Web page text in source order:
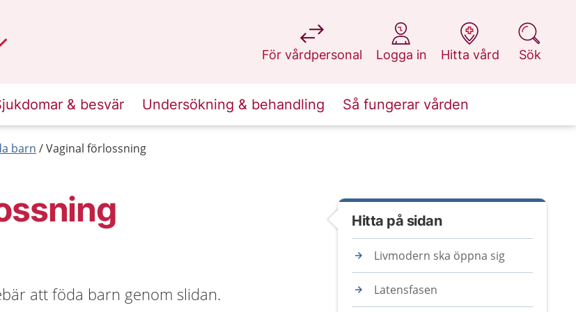
För vårdpersonal
på 1177.se
Logga in
på 1177.se
Hitta vård
på 1177.se
Sök
på 1177.se
& besvär Undersökning & behandling Så fungerar vården
barn Vaginal förlossning
att föda barn genom slidan.
Hitta på sidan
Livmodern ska öppna sig
Latensfasen